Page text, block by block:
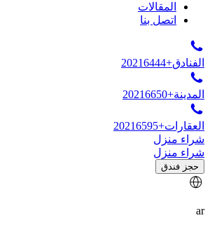
المقالات
اتصل بنا
الفنادق+20216444
المدينة+20216650
العقارات+20216595
شراء منزل
شراء منزل
حجز فندق
ar